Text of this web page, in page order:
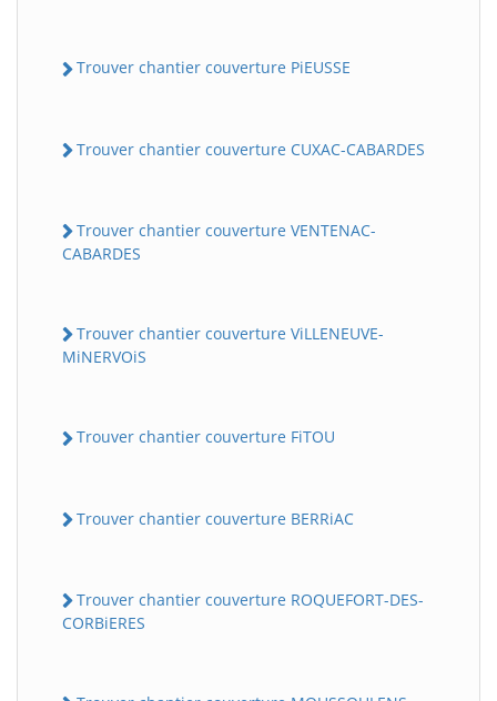
Trouver chantier couverture PiEUSSE
Trouver chantier couverture CUXAC-CABARDES
Trouver chantier couverture VENTENAC-
CABARDES
Trouver chantier couverture ViLLENEUVE-
MiNERVOiS
Trouver chantier couverture FiTOU
Trouver chantier couverture BERRiAC
Trouver chantier couverture ROQUEFORT-DES-
CORBiERES